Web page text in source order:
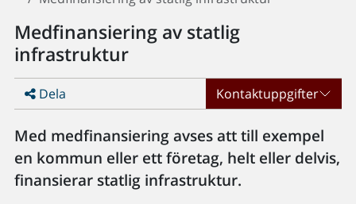
Medfinansiering av statlig
infrastruktur
Dela Kontaktuppgifter
Med medfinansiering avses att till exempel
en kommun eller ett företag, helt eller delvis,
finansierar statlig infrastruktur.